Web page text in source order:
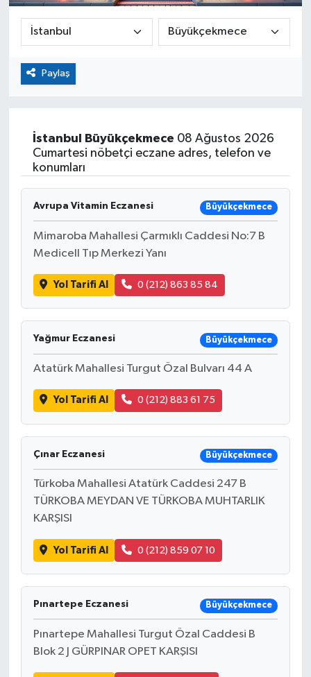
Paylaş
İstanbul Büyükçekmece 08 Ağustos 2026
Cumartesi nöbetçi eczane adres, telefon ve
konumları
Avrupa Vitamin Eczanesi Büyükçekmece
Mimaroba Mahallesi Çarmıklı Caddesi No:7 B
Medicell Tıp Merkezi Yanı
Yol Tarifi Al 0 (212) 863 85 84
Yağmur Eczanesi Büyükçekmece
Atatürk Mahallesi Turgut Özal Bulvarı 44 A
Yol Tarifi Al 0 (212) 883 61 75
Çınar Eczanesi Büyükçekmece
Türkoba Mahallesi Atatürk Caddesi 247 B
TÜRKOBA MEYDAN VE TÜRKOBA MUHTARLIK
KARŞISI
Yol Tarifi Al 0 (212) 859 07 10
Pınartepe Eczanesi Büyükçekmece
Pınartepe Mahallesi Turgut Özal Caddesi B
Blok 2 J GÜRPINAR OPET KARŞISI